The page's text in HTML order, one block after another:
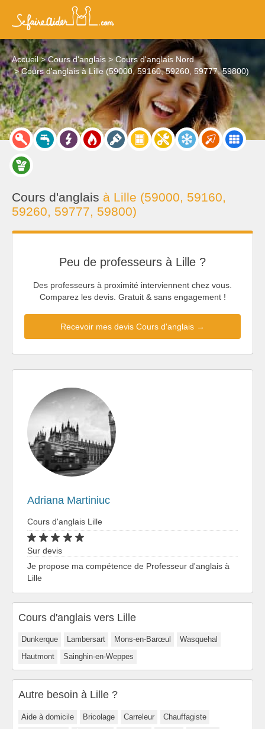
Accueil Cours d'anglais
Cours d'anglais Nord
Cours d'anglais à Lille (59000, 59160, 59260, 59777, 59800)
Cours d'anglais à Lille (59000, 59160,
59260, 59777, 59800)
Peu de professeurs à Lille ?
Des professeurs à proximité interviennent chez vous.
Comparez les devis. Gratuit & sans engagement !
Recevoir mes devis Cours d'anglais →
Adriana Martiniuc
Cours d'anglais Lille
Sur devis
Je propose ma compétence de Professeur d'anglais à
Lille
Cours d'anglais vers Lille
Dunkerque Lambersart Mons-en-Barœul
Wasquehal
Hautmont
Sainghin-en-Weppes
Autre besoin à Lille ?
Aide à domicile Bricolage Carreleur
Chauffagiste